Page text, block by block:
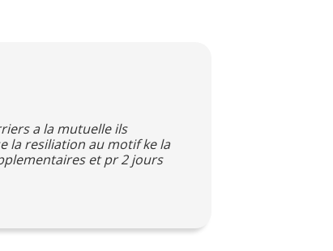
a la mutuelle ils
la resiliation au motif ke la
et pr 2 jours